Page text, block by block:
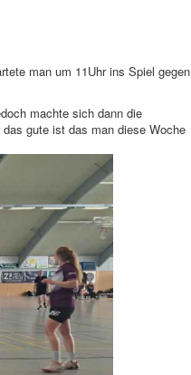
man um 11Uhrins Spiel gegen
machte sich dann die
gute ist das man diese Woche